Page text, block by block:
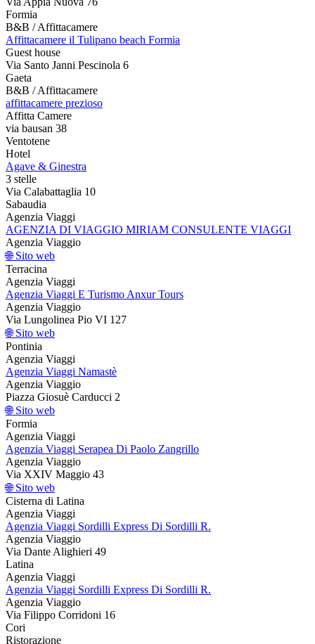
Formia
B&B / Affittacamere
Affittacamere il Tulipano beach Formia
Guest house
Via Santo Janni Pescinola 6
Gaeta
B&B / Affittacamere
affittacamere prezioso
Affitta Camere
via bausan 38
Ventotene
Hotel
Agave & Ginestra
3 stelle
Via Calabattaglia 10
Sabaudia
Agenzia Viaggi
AGENZIA DI VIAGGIO MIRIAM CONSULENTE VIAGGI
Agenzia Viaggio
🌐 Sito web
Terracina
Agenzia Viaggi
Agenzia Viaggi E Turismo Anxur Tours
Agenzia Viaggio
Via Lungolinea Pio VI 127
🌐 Sito web
Pontinia
Agenzia Viaggi
Agenzia Viaggi Namastè
Agenzia Viaggio
Piazza Giosuè Carducci 2
🌐 Sito web
Formia
Agenzia Viaggi
Agenzia Viaggi Serapea Di Paolo Zangrillo
Agenzia Viaggio
Via XXIV Maggio 43
🌐 Sito web
Cisterna di Latina
Agenzia Viaggi
Agenzia Viaggi Sordilli Express Di Sordilli R.
Agenzia Viaggio
Via Dante Alighieri 49
Latina
Agenzia Viaggi
Agenzia Viaggi Sordilli Express Di Sordilli R.
Agenzia Viaggio
Via Filippo Corridoni 16
Cori
Ristorazione